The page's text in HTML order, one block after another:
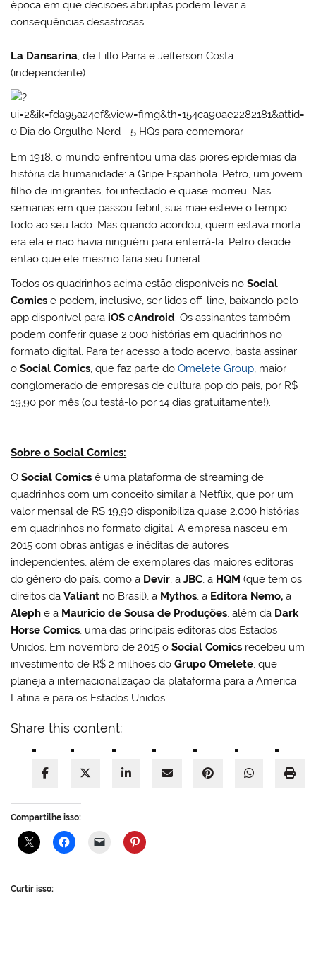
época em que decisões abruptas podem levar a
consequências desastrosas.
La Dansarina, de Lillo Parra e Jefferson Costa
(independente)
Em 1918, o mundo enfrentou uma das piores epidemias da
história da humanidade: a Gripe Espanhola. Petro, um jovem
filho de imigrantes, foi infectado e quase morreu. Nas
semanas em que passou febril, sua mãe esteve o tempo
todo ao seu lado. Mas quando acordou, quem estava morta
era ela e não havia ninguém para enterrá-la. Petro decide
então que ele mesmo faria seu funeral.
Todos os quadrinhos acima estão disponíveis noSocial
Comics e podem, inclusive, ser lidos off-line, baixando pelo
app disponível para iOS eAndroid. Os assinantes também
podem conferir quase 2.000 histórias em quadrinhos no
formato digital. Para ter acesso a todo acervo, basta assinar
oSocial Comics, que faz parte doOmelete Group, maior
conglomerado de empresas de cultura pop do país, por R$
19,90 por mês (ou testá-lo por 14 dias gratuitamente!).
Sobre o Social Comics:
OSocial Comics é uma plataforma de streaming de
quadrinhos com um conceito similar à Netflix, que por um
valor mensal de R$ 19,90 disponibiliza quase 2.000 histórias
em quadrinhos no formato digital. A empresa nasceu em
2015 com obras antigas e inéditas de autores
independentes, além de exemplares das maiores editoras
do gênero do país, como a Devir, aJBC, a HQM (que tem os
direitos daValiant no Brasil), a Mythos, a Editora Nemo,a
Aleph e a Mauricio de Sousa de Produções, além da Dark
Horse Comics, uma das principais editoras dos Estados
Unidos. Em novembro de 2015 oSocial Comics recebeu um
investimento de R$ 2 milhões doGrupo Omelete, que
planeja a internacionalização da plataforma para a América
Latina e para os Estados Unidos.
Share this content:
Compartilhe isso:
Curtir isso: